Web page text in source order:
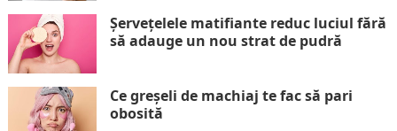
Șervețelele matifiante reduc luciul fără
să adauge un nou strat de pudră
Ce greșeli de machiaj te fac să pari
obosită